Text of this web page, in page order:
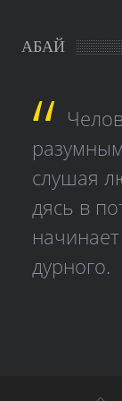
АБАЙ
слушая
дясь в
дурного.